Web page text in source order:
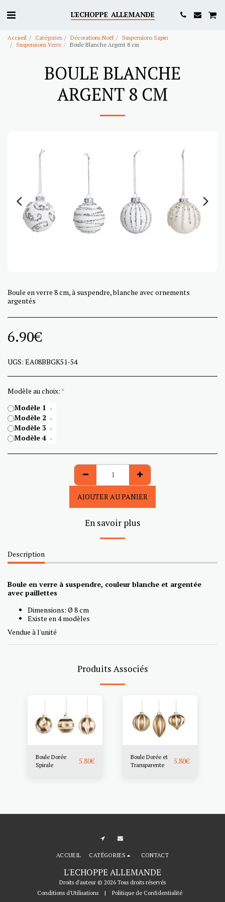
L'ECHOPPE ALLEMANDE
Accueil Catégories Décorations Noël
Suspensions Sapin
Suspensions Verre
Boule Blanche Argent 8 cm
BOULE BLANCHE
ARGENT 8 CM
Boule en verre 8 cm, à suspendre, blanche avec ornements
argentés
6.90€
UGS: EA08BBGK51-54
Modèle au choix: *
Modèle 1
Modèle 2
Modèle 3
Modèle 4
AJOUTER AU PANIER
En savoir plus
Description
Boule en verre à suspendre, couleur blanche et argentée
avec paillettes
Dimensions: Ø 8 cm
Existe en 4 modèles
Vendue à l'unité
Produits Associés
Boule Dorée
Spirale
5.80€
Boule Dorée et
Transparente
5.80€
L'ECHOPPE ALLEMANDE
Droits d'auteur © 2026 Tous droits réservés
Conditions d'Utilisations| Politique de Confidentialité
ACCUEIL CATÉGORIES CONTACT